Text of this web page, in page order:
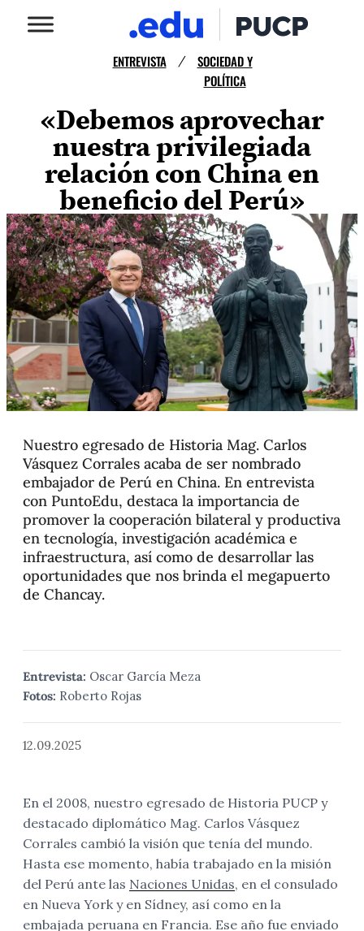
ENTREVISTA /
SOCIEDAD Y
POLÍTICA
«Debemos aprovechar
nuestra privilegiada
relación con China en
beneficio del Perú»
Nuestro egresado de Historia Mag. Carlos
Vásquez Corrales acaba de ser nombrado
embajador de Perú en China. En entrevista
con PuntoEdu, destaca la importancia de
promover la cooperación bilateral y productiva
en tecnología, investigación académica e
infraestructura, así como de desarrollar las
oportunidades que nos brinda el megapuerto
de Chancay.
Entrevista: Oscar García Meza
Fotos: Roberto Rojas
12.09.2025
En el 2008, nuestro egresado de Historia PUCP y
destacado diplomático Mag. Carlos Vásquez
Corrales cambió la visión que tenía del mundo.
Hasta ese momento, había trabajado en la misión
del Perú ante las Naciones Unidas, en el consulado
en Nueva York y en Sídney, así como en la
embajada peruana en Francia. Ese año fue enviado